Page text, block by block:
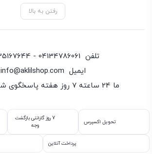
رفتن به بالا
تلفن 04134786061 - 09035167644
ایمیل info@aklilshop.com
ما 24 ساعته 7 روز هفته پاسخگوی شما هستیم.
تحویل اکسپرس
7 روز گارانتی بازگشت
وجه
پرداخت آنلاین